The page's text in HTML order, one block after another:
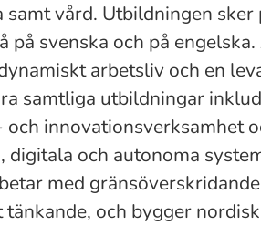
vård. Utbildningen sker
på svenska och på
arbetsliv och en
samtliga utbildningar
innovationsverksamhet
digitala och autonoma
med
och bygger